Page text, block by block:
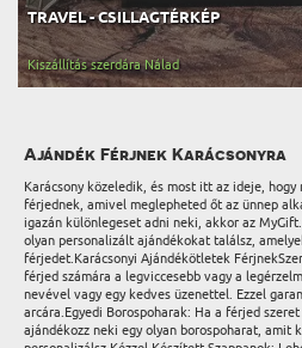
TRAVEL - CSILLAGTÉRKÉP
Kiszállítás szerdára Nálad
Ajándék Férjnek Karácsonyra
Karácsony közeledik, és most itt az ideje,
férjednek, amivel meglepheted őt az ünnep
igazán különlegeset adni neki, akkor az
olyan personalizált ajándékokat találsz,
férjedet.Karácsonyi Ajándékötletek
férjed számára a legviccesebb vagy a
nevével vagy egy kedves üzenettel. Ezzel
arcára.Egyedi Borospoharak: Ha a férjed
ajándékozz neki egy olyan borospoharat, amit